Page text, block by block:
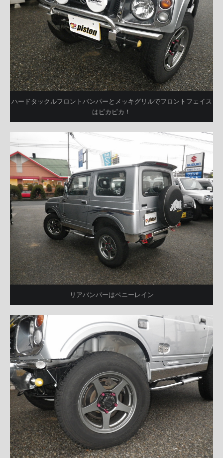
ハードタックルフロントバンパーとメッキグリルでフロントフェイス
はピカピカ！
リアバンパーはペニーレイン